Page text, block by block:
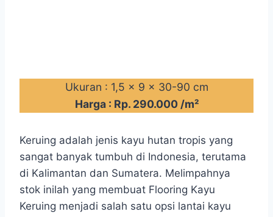
Ukuran : 1,5 x 9 x 30-90 cm
Harga : Rp. 290.000 /m²
Keruing adalah jenis kayu hutan tropis yang
sangat banyak tumbuh di Indonesia, terutama
di Kalimantan dan Sumatera. Melimpahnya
stok inilah yang membuat Flooring Kayu
Keruing menjadi salah satu opsi lantai kayu